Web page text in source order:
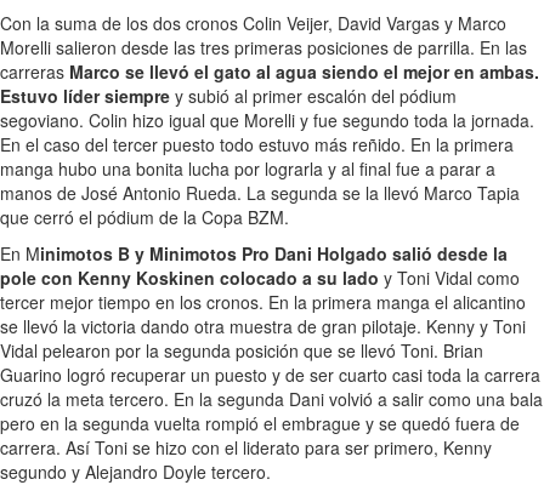
Con la suma de los dos cronos Colin Veijer, David Vargas y Marco
Morelli salieron desde las tres primeras posiciones de parrilla. En las
carreras Marco se llevó el gato al agua siendo el mejor en ambas.
Estuvo líder siempre y subió al primer escalón del pódium
segoviano. Colin hizo igual que Morelli y fue segundo toda la jornada.
En el caso del tercer puesto todo estuvo más reñido. En la primera
manga hubo una bonita lucha por lograrla y al final fue a parar a
manos de José Antonio Rueda. La segunda se la llevó Marco Tapia
que cerró el pódium de la Copa BZM.
En Minimotos B y Minimotos Pro Dani Holgado salió desde la
pole con Kenny Koskinen colocado a su lado y Toni Vidal como
tercer mejor tiempo en los cronos. En la primera manga el alicantino
se llevó la victoria dando otra muestra de gran pilotaje. Kenny y Toni
Vidal pelearon por la segunda posición que se llevó Toni. Brian
Guarino logró recuperar un puesto y de ser cuarto casi toda la carrera
cruzó la meta tercero. En la segunda Dani volvió a salir como una bala
pero en la segunda vuelta rompió el embrague y se quedó fuera de
carrera. Así Toni se hizo con el liderato para ser primero, Kenny
segundo y Alejandro Doyle tercero.